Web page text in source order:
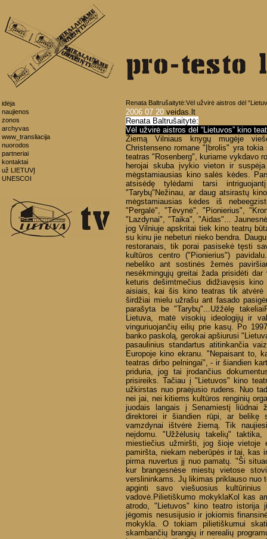
idėja
naujienos
zonos
archyvas
www_transliacija
nuorodos
partneriai
kontaktai
už LIETUVĮ
UNESCOI
Renata Baltrušaitytė:Vėl užvirė aistros dėl
2006 07 20 veidas.lt
Renata Baltrušaitytė:
Vėl užvirė aistros dėl “Lietuvos” kino
Žiemą Vilniaus knygų mugėje
Christenseno romane "Įbrolis" yra
teatras "Rosenberg", kuriame vykdavo
herojai skuba įvykio vieton ir
mėgstamiausias kino salės kėdes.
atsisėdę tylėdami tarsi
"Tarybų"Nežinau, ar daug atsirastų
mėgstamiausias kėdes iš
"Pergalė", "Tėvynė", "Pionierius",
"Lazdynai", "Taika", "Aidas"...
jog Vilniuje apskritai tiek kino teatrų
su kinu jie nebeturi nieko bendra.
restoranais, tik porai pasisekė tęsti
kultūros centro ("Pionierius")
nebeliko ant sostinės žemės
nesėkmingųjų greitai žada prisidėti
keturis dešimtmečius didžiavęsis
aisiais, kai šis kino teatras tik atvėrė
širdžiai mielu užrašu ant fasado
parašyta be "Tarybų"...Užžėlę
Lietuva, matė visokių ideologijų ir
vinguriuojančių eilių prie kasų. Po
banko paskolą, gerokai apšiurusi
pasaulinius standartus atitinkančia
Europoje kino ekranu. "Nepaisant to,
teatras dirbo pelningai", - ir šiandien
priduria, jog tai įrodančius
prisireiks. Tačiau į "Lietuvos" kino
užkirstas nuo praėjusio rudens. Nuo
nei jai, nei kitiems kultūros renginių
juodais langais į Senamiestį liūdnai
direktorei ir šiandien rūpi, ar belikę
vamzdynai ištvėrė žiemą. Tik
neįdomu. "Užžėlusių takelių"
miestiečius užmiršti, jog šioje vietoje
pamiršta, niekam neberūpės ir tai, kas
pirma nuvertus jį nuo pamatų. "Ši
kur brangesnėse miestų vietose
verslininkams. Jų likimas priklauso nuo
apginti savo viešuosius
vadovė.Pilietiškumo mokyklaKol kas
atrodo, "Lietuvos" kino teatro istorija
jėgomis nesusijusio ir jokiomis
mokykla. O tokiam pilietiškumui
skambančių brangių ir nerealių